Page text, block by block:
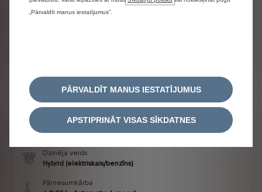
„Pārvaldīt manus iestatījumus”.
PĀRVALDĪT MANUS IESTATĪJUMUS
APSTIPRINĀT VISAS SĪKDATNES